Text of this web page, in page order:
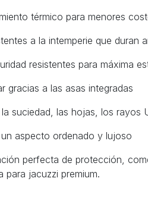
térmico para menores
a la intemperie que duran
resistentes para máxima
gracias a las asas integradas
suciedad, las hojas, los rayos
aspecto ordenado y lujoso
perfecta de protección,
para jacuzzi premium.